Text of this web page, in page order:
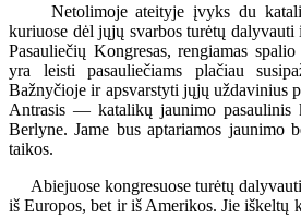
Netolimoje ateityje įvyks du
kuriuose dėl jųjų svarbos turėtų
Pasauliečių Kongresas, rengiamas
yra leisti pasauliečiams plačiau
Bažnyčioje ir apsvarstyti jųjų uždavinius
Antrasis — katalikų jaunimo pasaulinis
Berlyne. Jame bus aptariamos jaunimo
taikos.
Abiejuose kongresuose turėtų
iš Europos, bet ir iš Amerikos. Jie iškeltų